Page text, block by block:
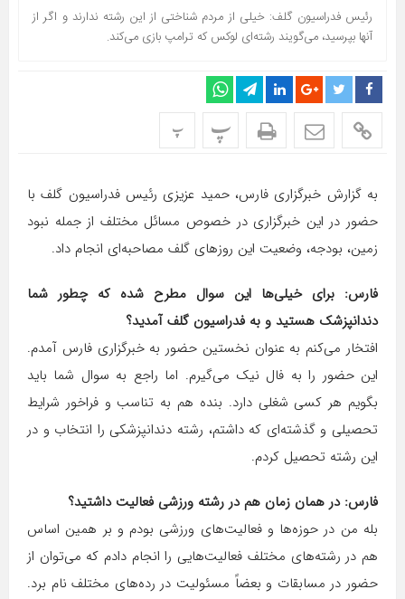
رئیس فدراسیون گلف: خیلی از مردم شناختی از این رشته ندارند و اگر از
آنها بپرسید، می‌گویند رشته‌ای لوکس که ترامپ بازی می‌کند.
پ پ
به گزارش خبرگزاری فارس، حمید عزیزی رئیس فدراسیون گلف با
حضور در این خبرگزاری در خصوص مسائل مختلف از جمله نبود
زمین، بودجه، وضعیت این روزهای گلف مصاحبه‌ای انجام داد.
فارس: برای خیلی‌ها این سوال مطرح شده که چطور شما
دندانپزشک هستید و به فدراسیون گلف آمدید؟
افتخار می‌کنم به عنوان نخستین حضور به خبرگزاری فارس آمدم.
این حضور را به فال نیک می‌گیرم. اما راجع به سوال شما باید
بگویم هر کسی شغلی دارد. بنده هم به تناسب و فراخور شرایط
تحصیلی و گذشته‌ای که داشتم، رشته دندانپزشکی را انتخاب و در
این رشته تحصیل کردم.
فارس: در همان زمان هم در رشته ورزشی فعالیت داشتید؟
بله من در حوزه‌ها و فعالیت‌های ورزشی بودم و بر همین اساس
هم در رشته‌های مختلف فعالیت‌هایی را انجام دادم که می‌توان از
حضور در مسابقات و بعضاً مسئولیت در رده‌های مختلف نام برد.